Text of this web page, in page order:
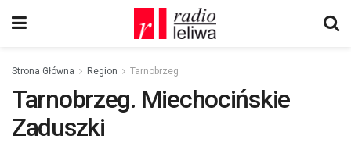
Strona Główna Region Tarnobrzeg
Tarnobrzeg. Miechocińskie
Zaduszki